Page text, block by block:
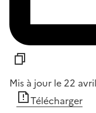
Mis à jour le 22
Télécharger